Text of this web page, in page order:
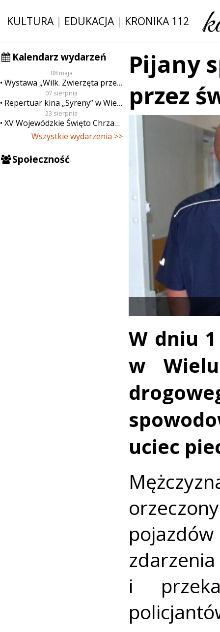
KULTURA| EDUKACJA| KRONIKA 112
Kalendarz wydarzeń
08 maja
Wystawa „Wilk. Zwierzęta przeklęte”
07 sierpnia
Repertuar kina „Syreny” w Wieluniu w dn. od 7 do 13 sierpnia
23 sierpnia
XV Wojewódzkie Święto Chrzanu
Wszystkie wydarzenia >>
Społeczność
Pijany
przez
W dniu
w
uciec
i